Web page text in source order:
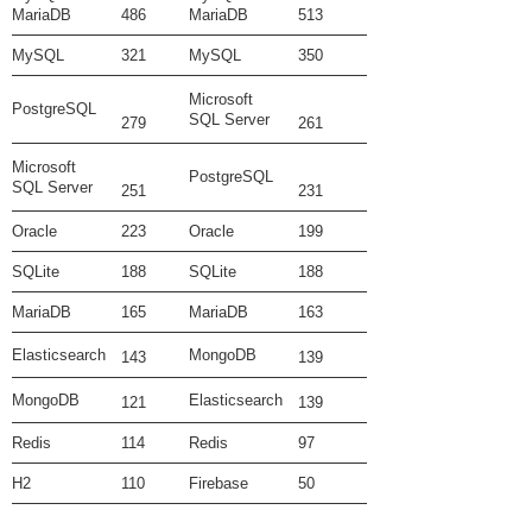
MariaDB
486
MariaDB
513
MySQL 321 MySQL 350
PostgreSQL
279
Microsoft
SQL Server
261
Microsoft
SQL Server
251
PostgreSQL
231
Oracle 223 Oracle 199
SQLite 188 SQLite 188
MariaDB 165 MariaDB 163
Elasticsearch 143 MongoDB 139
MongoDB 121 Elasticsearch 139
Redis 114 Redis 97
H2 110 Firebase 50